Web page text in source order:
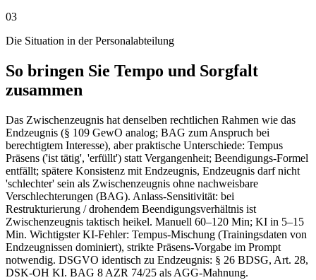
03
Die Situation in der Personalabteilung
So bringen Sie Tempo und Sorgfalt
zusammen
Das Zwischenzeugnis hat denselben rechtlichen Rahmen wie das
Endzeugnis (§ 109 GewO analog; BAG zum Anspruch bei
berechtigtem Interesse), aber praktische Unterschiede: Tempus
Präsens ('ist tätig', 'erfüllt') statt Vergangenheit; Beendigungs-Formel
entfällt; spätere Konsistenz mit Endzeugnis, Endzeugnis darf nicht
'schlechter' sein als Zwischenzeugnis ohne nachweisbare
Verschlechterungen (BAG). Anlass-Sensitivität: bei
Restrukturierung / drohendem Beendigungsverhältnis ist
Zwischenzeugnis taktisch heikel. Manuell 60–120 Min; KI in 5–15
Min. Wichtigster KI-Fehler: Tempus-Mischung (Trainingsdaten von
Endzeugnissen dominiert), strikte Präsens-Vorgabe im Prompt
notwendig. DSGVO identisch zu Endzeugnis: § 26 BDSG, Art. 28,
DSK-OH KI. BAG 8 AZR 74/25 als AGG-Mahnung.